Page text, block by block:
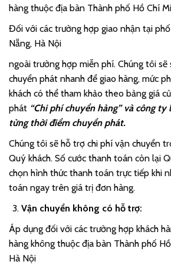
hàng thuộc địa bàn Thành phố Hồ Chí
Đối với các trường hợp giao nhận tại
Nẵng, Hà Nội
ngoài trường hợp miễn phí. Chúng tôi sẽ
chuyển phát nhanh để giao hàng, mức
khách có thể tham khảo theo bảng giá
phát “Chi phí chuyển hàng” và công
từng thời điểm chuyển phát.
Chúng tôi sẽ hỗ trợ chi phí vận chuyển
Quý khách. Số cước thanh toán còn lại
chọn hình thức thanh toán trực tiếp khi
toán ngay trên giá trị đơn hàng.
Vận chuyển không có hỗ trợ:
Áp dụng đối với các trường hợp khách
hàng không thuộc địa bàn Thành phố
Hà Nội